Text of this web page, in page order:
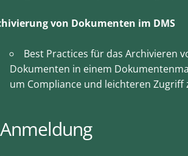
von Dokumenten im DMS
Best Practices für das Archivieren
Dokumenten in einem
um Compliance und leichteren Zugriff
Anmeldung